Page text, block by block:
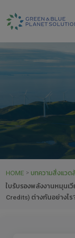
HOME > บทความสิ่งแวด
ใบรับรองพลังงานหมุนเ
Credits) ต่างกันอย่างไร